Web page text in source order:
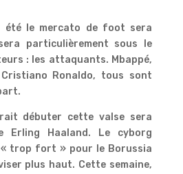
été le mercato de foot sera
particulièrement sous le
: les attaquants. Mbappé,
Cristiano Ronaldo, tous sont
débuter cette valse sera
Erling Haaland. Le cyborg
« trop fort » pour le Borussia
plus haut. Cette semaine,